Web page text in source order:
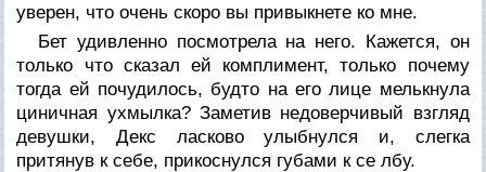
уверен, что очень скоро вы привыкнете ко мне.
Бет удивленно посмотрела на него. Кажется, он
только что сказал ей комплимент, только почему
тогда ей почудилось, будто на его лице мелькнула
циничная ухмылка? Заметив недоверчивый взгляд
девушки, Декс ласково улыбнулся и, слегка
притянув к себе, прикоснулся губами к се лбу.